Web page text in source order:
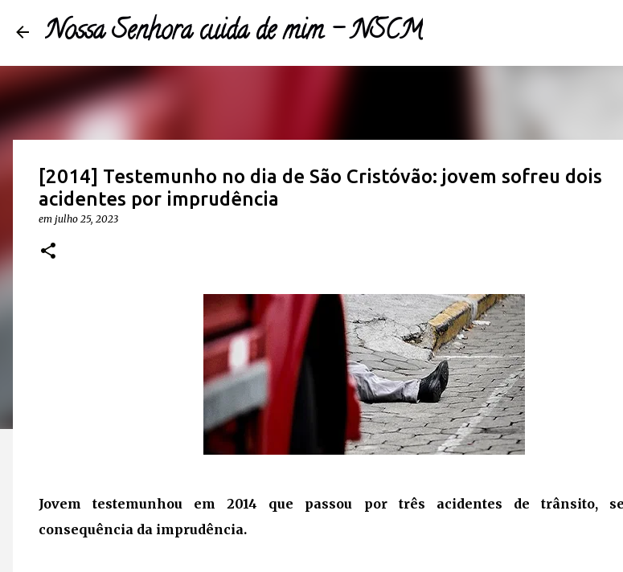
Nossa Senhora cuida de mim - NSCM
[2014] Testemunho no dia de São Cristóvão: jovem sofreu dois
acidentes por imprudência
em julho 25, 2023
Jovem testemunhou em 2014 que passou por três acidentes de trânsito,
consequência da imprudência.